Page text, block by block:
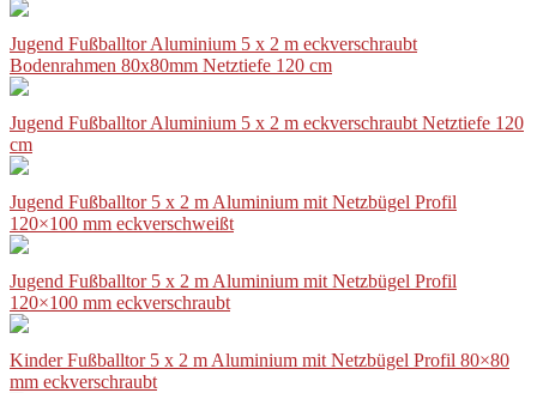
Jugend Fußballtor Aluminium 5 x 2 m eckverschraubt
Bodenrahmen 80x80mm Netztiefe 120 cm
Jugend Fußballtor Aluminium 5 x 2 m eckverschraubt Netztiefe 120
cm
Jugend Fußballtor 5 x 2 m Aluminium mit Netzbügel Profil
120×100 mm eckverschweißt
Jugend Fußballtor 5 x 2 m Aluminium mit Netzbügel Profil
120×100 mm eckverschraubt
Kinder Fußballtor 5 x 2 m Aluminium mit Netzbügel Profil 80×80
mm eckverschraubt